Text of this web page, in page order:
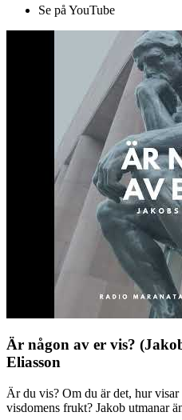
Se på YouTube
Är någon av er vis?
Eliasson
Är du vis? Om du är det, hur
visdomens frukt? Jakob utmanar